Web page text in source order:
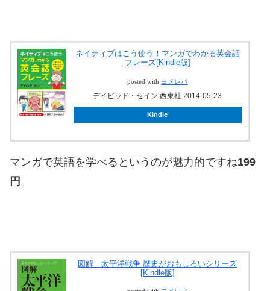
ネイティブはこう使う！マンガでわかる英会話
フレーズ[Kindle版]
posted with ヨメレバ
デイビッド・セイン 西東社 2014-05-23
Kindle
マンガで英語を学べるというのが魅力的ですね199
円 。
図解 太平洋戦争 歴史がおもしろいシリーズ
[Kindle版]